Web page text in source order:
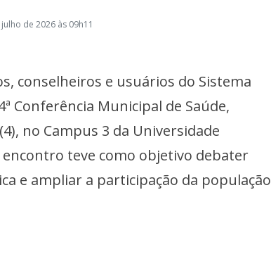
de 2026 às 09h11
conselheiros e usuários do Sistema
Conferência Municipal de Saúde,
no Campus 3 da Universidade
teve como objetivo debater
e ampliar a participação da população